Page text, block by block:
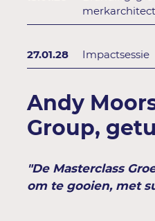
27.01.28 Impactsessie
Andy
Group,
"De Masterclass
om te gooien, met